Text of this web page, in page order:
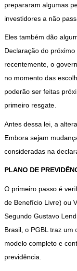
prepararam algumas
investidores a não
Eles também dão
Declaração do
recentemente, o
no momento das
poderão ser feitas
primeiro resgate.
Antes dessa lei, a
Embora sejam
consideradas na
PLANO DE
O primeiro passo é
de Benefício Livre) ou
Segundo Gustavo
Brasil, o PGBL traz
modelo completo e
previdência.